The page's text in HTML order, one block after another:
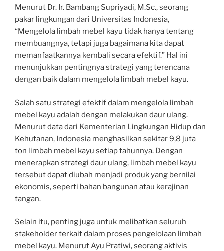
Menurut Dr. Ir. Bambang Supriyadi, M.Sc., seorang
pakar lingkungan dari Universitas Indonesia,
“Mengelola limbah mebel kayu tidak hanya tentang
membuangnya, tetapi juga bagaimana kita dapat
memanfaatkannya kembali secara efektif.” Hal ini
menunjukkan pentingnya strategi yang terencana
dengan baik dalam mengelola limbah mebel kayu.
Salah satu strategi efektif dalam mengelola limbah
mebel kayu adalah dengan melakukan daur ulang.
Menurut data dari Kementerian Lingkungan Hidup dan
Kehutanan, Indonesia menghasilkan sekitar 9,8 juta
ton limbah mebel kayu setiap tahunnya. Dengan
menerapkan strategi daur ulang, limbah mebel kayu
tersebut dapat diubah menjadi produk yang bernilai
ekonomis, seperti bahan bangunan atau kerajinan
tangan.
Selain itu, penting juga untuk melibatkan seluruh
stakeholder terkait dalam proses pengelolaan limbah
mebel kayu. Menurut Ayu Pratiwi, seorang aktivis